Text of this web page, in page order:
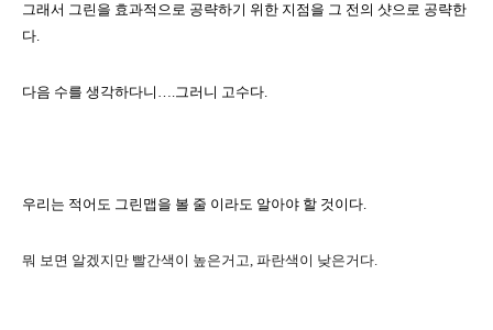
그래서 그린을 효과적으로 공략하기 위한 지점을 그 전의 샷으로 공략한
다.
다음 수를 생각하다니 ….그러니 고수다.
우리는 적어도 그린맵을 볼 줄 이라도 알아야 할 것이다.
뭐 보면 알겠지만 빨간색이 높은거고, 파란색이 낮은거다.